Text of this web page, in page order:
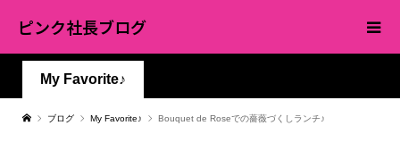
ピンク社長ブログ
My Favorite♪
ブログ My Favorite♪ Bouquet de Roseでの薔薇づくしランチ♪